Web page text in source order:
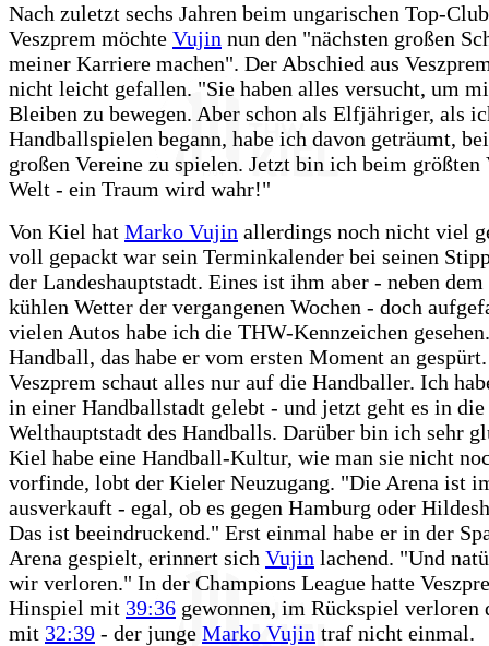
Nach zuletzt sechs Jahren beim ungarischen Top-
Veszprem möchte Vujin nun den "nächsten großen
meiner Karriere machen". Der Abschied aus
nicht leicht gefallen. "Sie haben alles versucht, um
Bleiben zu bewegen. Aber schon als Elfjähriger, als
Handballspielen begann, habe ich davon geträumt,
großen Vereine zu spielen. Jetzt bin ich beim größten
Welt - ein Traum wird wahr!"
Von Kiel hat Marko Vujin allerdings noch nicht viel
voll gepackt war sein Terminkalender bei seinen
der Landeshauptstadt. Eines ist ihm aber - neben dem
kühlen Wetter der vergangenen Wochen - doch
vielen Autos habe ich die THW-Kennzeichen
Handball, das habe er vom ersten Moment an
Veszprem schaut alles nur auf die Handballer. Ich
in einer Handballstadt gelebt - und jetzt geht es in die
Welthauptstadt des Handballs. Darüber bin ich sehr
Kiel habe eine Handball-Kultur, wie man sie nicht
vorfinde, lobt der Kieler Neuzugang. "Die Arena ist
ausverkauft - egal, ob es gegen Hamburg oder
Das ist beeindruckend." Erst einmal habe er in der
Arena gespielt, erinnert sich Vujin lachend. "Und
wir verloren." In der Champions League hatte
Hinspiel mit 39:36 gewonnen, im Rückspiel verloren
mit 32:39 - der junge Marko Vujin traf nicht einmal.